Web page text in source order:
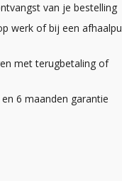
van je bestelling
werk of bij een
met terugbetaling of
6 maanden garantie